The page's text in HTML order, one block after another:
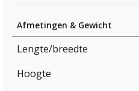
Afmetingen & Gewicht
Lengte/breedte
Hoogte